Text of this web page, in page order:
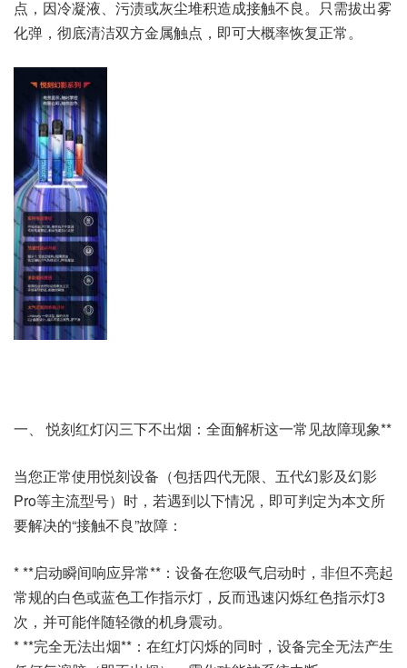
点，因冷凝液、污渍或灰尘堆积造成接触不良。只需拔出雾
化弹，彻底清洁双方金属触点，即可大概率恢复正常。
一、 悦刻红灯闪三下不出烟：全面解析这一常见故障现象**
当您正常使用悦刻设备（包括四代无限、五代幻影及幻影
Pro等主流型号）时，若遇到以下情况，即可判定为本文所
要解决的“接触不良”故障：
* **启动瞬间响应异常**：设备在您吸气启动时，非但不亮起
常规的白色或蓝色工作指示灯，反而迅速闪烁红色指示灯3
次，并可能伴随轻微的机身震动。
* **完全无法出烟**：在红灯闪烁的同时，设备完全无法产生